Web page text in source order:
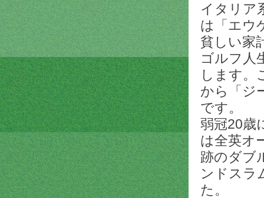
イタリア
は「エウ
貧しい家
ゴルフ人
します。
から「ジ
です。
弱冠20歳
は全英オ
跡のダブ
ンドスラ
た。